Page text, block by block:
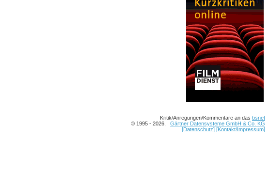
Kritik/Anregungen/Kommentare an das bsnet
© 1995 - 2026, Gärtner Datensysteme GmbH & Co. KG
[Datenschutz] [Kontakt/Impressum]